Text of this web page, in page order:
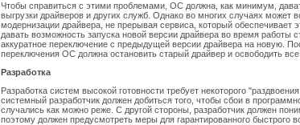
Чтобы справиться с этими проблемами, ОС должна, как минимум,
выгрузки драйверов и других служб. Однако во многих случаях может
модернизации драйвера, не прерывая сервиса, который обеспечивает
давать возможность запуска новой версии драйвера во время работы
аккуратное переключение с предыдущей версии драйвера на новую.
переключения ОС должна остановить старый драйвер и освободить
Разработка
Разработка систем высокой готовности требует некоторого
системный разработчик должен добиться того, чтобы сбои в
случались как можно реже. С другой стороны, разработчик должен
поэтому должен предусмотреть меры для гарантированного быстрого